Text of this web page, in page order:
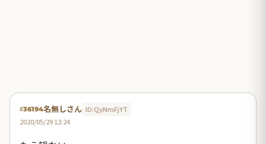
#36194名無しさん ID:QyNmFjYT
2020/05/29 12:24